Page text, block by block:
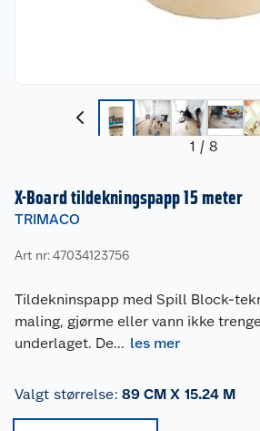
1 / 8
X-Board tildekningspapp 15 meter
TRIMACO
Art nr: 47034123756
Tildekninspapp med Spill Block-
maling, gjørme eller vann ikke
underlaget. De... les mer
Valgt størrelse: 89 CM X 15.24 M